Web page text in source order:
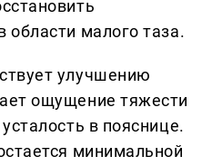
области малого таза.
улучшению
ощущение тяжести
в пояснице.
минимальной